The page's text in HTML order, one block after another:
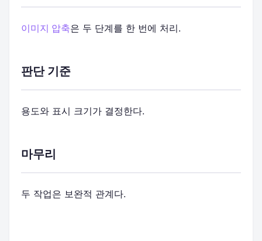
이미지 압축은 두 단계를 한 번에 처리.
판단 기준
용도와 표시 크기가 결정한다.
마무리
두 작업은 보완적 관계다.